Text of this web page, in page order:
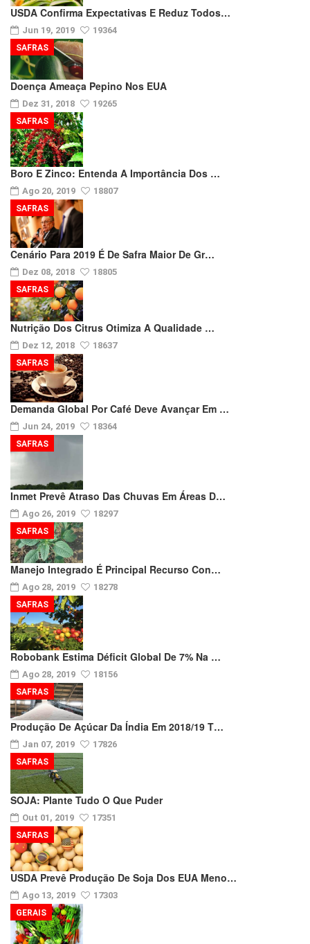
USDA Confirma Expectativas E Reduz Todos…
Jun 19, 2019 19364
Doença Ameaça Pepino Nos EUA
Dez 31, 2018 19265
SAFRAS
Boro E Zinco: Entenda A Importância Dos …
Ago 20, 2019 18807
SAFRAS
Cenário Para 2019 É De Safra Maior De Gr…
Dez 08, 2018 18805
SAFRAS
Nutrição Dos Citrus Otimiza A Qualidade …
Dez 12, 2018 18637
SAFRAS
Demanda Global Por Café Deve Avançar Em …
Jun 24, 2019 18364
SAFRAS
Inmet Prevê Atraso Das Chuvas Em Áreas D…
Ago 26, 2019 18297
SAFRAS
Manejo Integrado É Principal Recurso Con…
Ago 28, 2019 18278
SAFRAS
Robobank Estima Déficit Global De 7% Na …
Ago 28, 2019 18156
SAFRAS
Produção De Açúcar Da Índia Em 2018/19 T…
Jan 07, 2019 17826
SAFRAS
SOJA: Plante Tudo O Que Puder
Out 01, 2019 17351
SAFRAS
USDA Prevê Produção De Soja Dos EUA Meno…
Ago 13, 2019 17303
SAFRAS
GERAIS